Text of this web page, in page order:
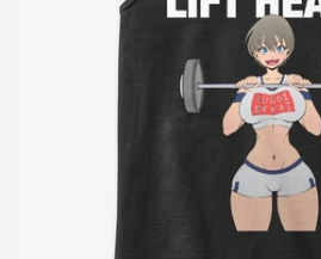
Verkoop overal
Verkoop alles